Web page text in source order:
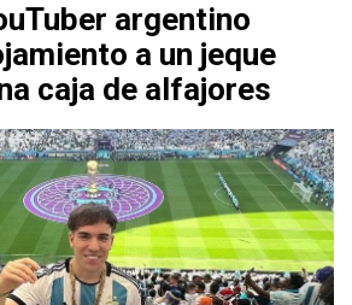
argentino
a un jeque
caja de alfajores